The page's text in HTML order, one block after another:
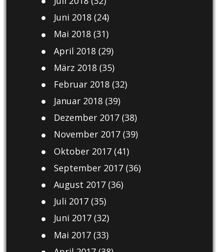
Juni 2018(24)
Mai 2018(31)
April 2018(29)
März 2018(35)
Februar 2018(32)
Januar 2018(39)
Dezember 2017(38)
November 2017(39)
Oktober 2017(41)
September 2017(36)
August 2017(36)
Juli 2017(35)
Juni 2017(32)
Mai 2017(33)